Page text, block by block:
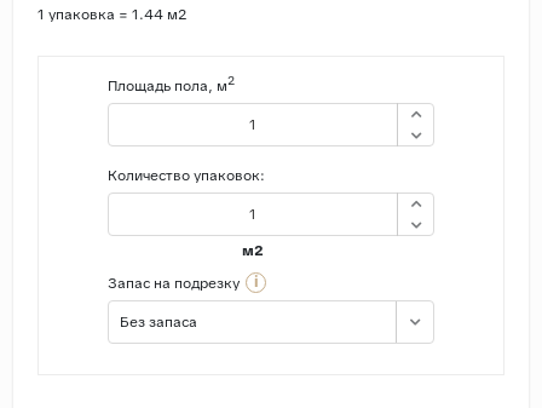
1 упаковка = 1.44 м2
Площадь пола, м2
Количество упаковок:
м2
Запас на подрезку
i
Без запаса